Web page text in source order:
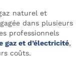
naturel et
dans plusieurs
professionnels
gaz et d’électricité,
coûts.